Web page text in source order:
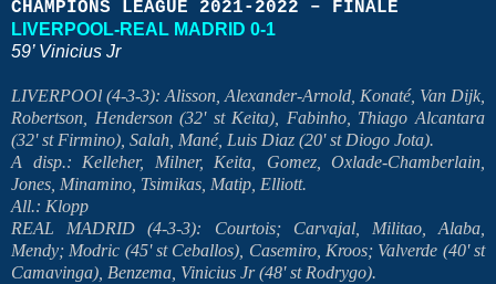
CHAMPIONS LEAGUE 2021-2022 – FINALE
LIVERPOOL-REAL MADRID 0-1
59’ Vinicius Jr
LIVERPOOl (4-3-3): Alisson, Alexander-Arnold, Konaté, Van Dijk,
Robertson, Henderson (32' st Keita), Fabinho, Thiago Alcantara
(32' st Firmino), Salah, Mané, Luis Diaz (20' st Diogo Jota).
A disp.: Kelleher, Milner, Keita, Gomez, Oxlade-Chamberlain,
Jones, Minamino, Tsimikas, Matip, Elliott.
All.: Klopp
REAL MADRID (4-3-3): Courtois; Carvajal, Militao, Alaba,
Mendy; Modric (45' st Ceballos), Casemiro, Kroos; Valverde (40' st
Camavinga), Benzema, Vinicius Jr (48' st Rodrygo).